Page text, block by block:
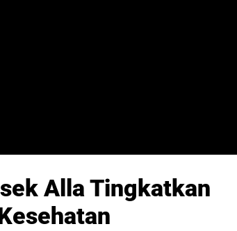
Alla Tingkatkan